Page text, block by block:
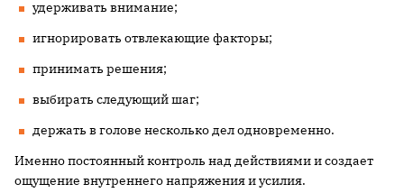
удерживать внимание;
игнорировать отвлекающие факторы;
принимать решения;
выбирать следующий шаг;
держать в голове несколько дел одновременно.
Именно постоянный контроль над действиями и создает
ощущение внутреннего напряжения и усилия.